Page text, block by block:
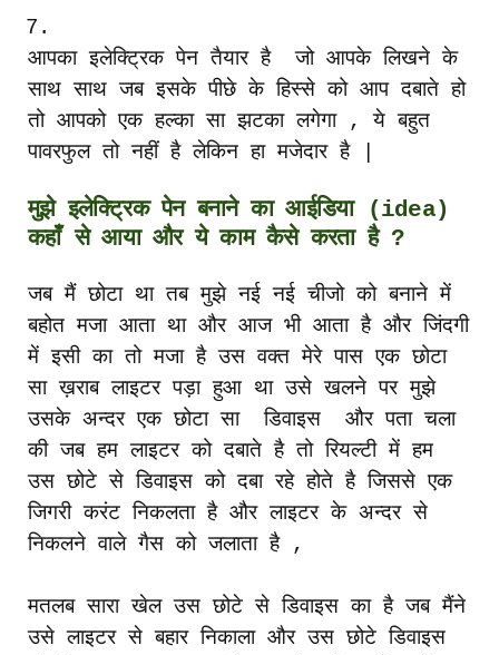
7.
आपका इलेक्ट्रिक पेन तैयार है जो आपके लिखने के
साथ साथ जब इसके पीछे के हिस्से को आप दबाते हो
तो आपको एक हल्का सा झटका लगेगा,ये बहुत
पावरफुल तो नहीं है लेकिन हा मजेदार है|
मुझे इलेक्ट्रिक पेन बनाने का आईडिया(idea)
कहाँ से आया और ये काम कैसे करता है?
जब मैं छोटा था तब मुझे नई नई चीजो को बनाने में
बहोत मजा आता था और आज भी आता है और जिंदगी
में इसी का तो मजा है उस वक्त मेरे पास एक छोटा
सा ख़राब लाइटर पड़ा हुआ था उसे खलने पर मुझे
उसके अन्दर एक छोटा सा डिवाइस और पता चला
की जब हम लाइटर को दबाते है तो रियल्टी में हम
उस छोटे से डिवाइस को दबा रहे होते है जिससे एक
जिगरी करंट निकलता है और लाइटर के अन्दर से
निकलने वाले गैस को जलाता है,
मतलबसाराखेल उस छोटे से डिवाइस का है जब मैंने
उसे लाइटर से बहारनिकाला और उस छोटे डिवाइस